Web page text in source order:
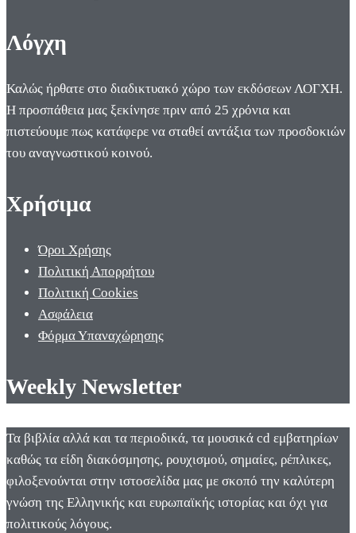
Λόγχη
Καλώς ήρθατε στο διαδικτυακό χώρο των εκδόσεων ΛΟΓΧΗ.
Η προσπάθεια μας ξεκίνησε πριν από 25 χρόνια και
πιστεύουμε πως κατάφερε να σταθεί αντάξια των προσδοκιών
του αναγνωστικού κοινού.
Χρήσιμα
Όροι Χρήσης
Πολιτική Απορρήτου
Πολιτική Cookies
Ασφάλεια
Φόρμα Υπαναχώρησης
Weekly Newsletter
Τα βιβλία αλλά και τα περιοδικά, τα μουσικά cd εμβατηρίων
καθώς τα είδη διακόσμησης, ρουχισμού, σημαίες, ρέπλικες,
φιλοξενούνται στην ιστοσελίδα μας με σκοπό την καλύτερη
γνώση της Ελληνικής και ευρωπαϊκής ιστορίας και όχι για
πολιτικούς λόγους.